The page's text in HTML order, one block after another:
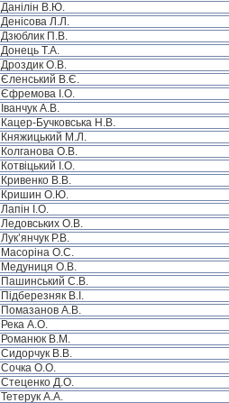
Данілін В.Ю.
Денісова Л.Л.
Дзюблик П.В.
Донець Т.А.
Дроздик О.В.
Єленський В.Є.
Єфремова І.О.
Іванчук А.В.
Кацер-Бучковська Н.В.
Княжицький М.Л.
Колганова О.В.
Котвіцький І.О.
Кривенко В.В.
Кришин О.Ю.
Лапін І.О.
Ледовських О.В.
Лук’янчук Р.В.
Масоріна О.С.
Медуниця О.В.
Пашинський С.В.
Підберезняк В.І.
Помазанов А.В.
Река А.О.
Романюк В.М.
Сидорчук В.В.
Сочка О.О.
Стеценко Д.О.
Тетерук А.А.